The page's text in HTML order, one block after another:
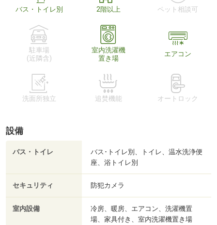
バス・トイレ別 2階以上 ペット相談可
駐車場
(近隣含)
室内洗濯機
置き場
エアコン
洗面所独立 追焚機能 オートロック
設備
バス・トイレ
バス･トイレ別、トイレ、温水洗浄便
座、浴トイレ別
セキュリティ 防犯カメラ
室内設備
冷房、暖房、エアコン、洗濯機置
場、家具付き、室内洗濯機置き場